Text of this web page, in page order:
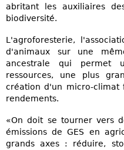
abritant les auxiliaires
biodiversité.
L'agroforesterie,
d'animaux sur une
ancestrale qui permet
ressources, une plus
création d'un micro-climat
rendements.
«On doit se tourner vers
émissions de GES en
grands axes : réduire,